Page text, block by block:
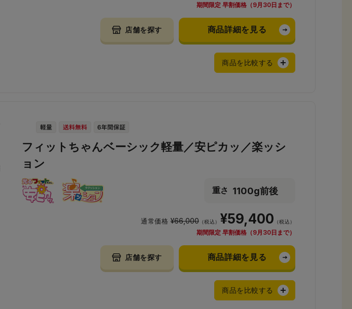
期間限定 早割価格（9月30日まで）
店舗を探す 商品詳細を見る
商品を比較する
フィットちゃんベーシック軽量／安ピカッ／楽ッシ
ョン
重さ 1100g前後
通常価格¥66,000（税込） ¥59,400 （税込）
期間限定 早割価格（9月30日まで）
店舗を探す 商品詳細を見る
商品を比較する